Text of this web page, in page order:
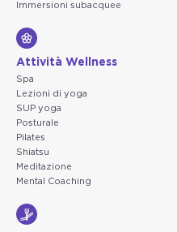
Immersioni subacquee
Attività Wellness
Spa
Lezioni di yoga
SUP yoga
Posturale
Pilates
Shiatsu
Meditazione
Mental Coaching